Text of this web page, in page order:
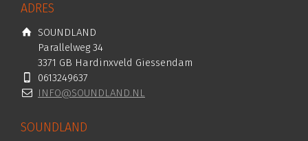
ADRES
SOUNDLAND
Parallelweg 34
3371 GB Hardinxveld Giessendam
0613249637
INFO@SOUNDLAND.NL
SOUNDLAND